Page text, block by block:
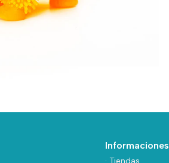
Informaciones
· Tiendas